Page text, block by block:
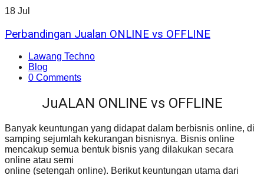
18 Jul
Perbandingan Jualan ONLINE vs OFFLINE
Lawang Techno
Blog
0 Comments
JuALAN ONLINE vs OFFLINE
Banyak keuntungan yang didapat dalam berbisnis online, di
samping sejumlah kekurangan bisnisnya. Bisnis online
mencakup semua bentuk bisnis yang dilakukan secara
online atau semi
online (setengah online). Berikut keuntungan utama dari